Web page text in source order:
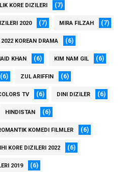
KORE DIZILERI (7)
2020 (7) MIRA FILZAH (7)
2022 KOREAN DRAMA (6)
KHAN (6) KIM NAM GIL (6)
(6) ZUL ARIFFIN (6)
TV (6) DINI DIZILER (6)
HINDISTAN (6)
KOMEDI FILMLER (6)
KORE DIZILERI 2022 (6)
2019 (6)